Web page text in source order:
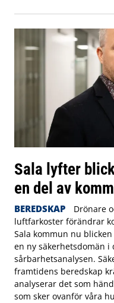
Sala lyfter
en del av
BEREDSKAP
Drönare
luftfarkoster förändrar
Sala kommun nu
en ny säkerhetsdomän i
sårbarhetsanalysen.
framtidens beredskap
analyserar det som
som sker ovanför våra